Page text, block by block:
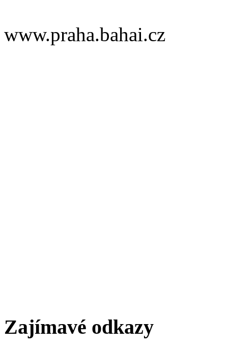
www.praha.bahai.cz
Zajímavé odkazy